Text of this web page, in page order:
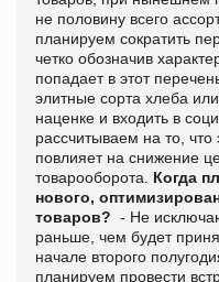
не половину всего
планируем сократить
четко обозначив
попадает в этот
элитные сорта хлеба
наценке и входить в
рассчитываем на то,
повлияет на снижение
товарооборота. Когда
нового,
товаров? - Не
раньше, чем будет
начале второго
планируем провести